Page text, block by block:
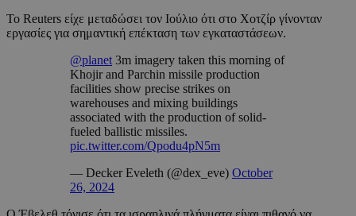
Το Reuters είχε μεταδώσει τον Ιούλιο ότι στο Χοτζίρ γίνονταν
εργασίες για σημαντική επέκταση των εγκαταστάσεων.
@planet 3m imagery taken this morning of
Khojir and Parchin missile production
facilities show precise strikes on
warehouses and mixing buildings
associated with the production of solid-
fueled ballistic missiles.
pic.twitter.com/Qpodu4pN5m
— Decker Eveleth (@dex_eve) October
26, 2024